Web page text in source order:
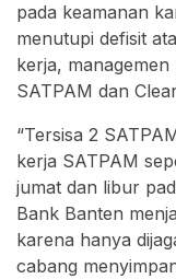
pada keamanan
menutupi defisit
kerja,
SATPAM dan
“Tersisa 2
kerja SATPAM
jumat dan libur
Bank Banten
karena hanya
cabang